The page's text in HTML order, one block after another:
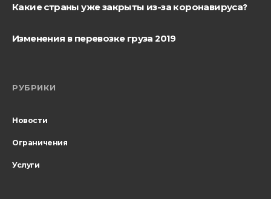
Какие страны уже закрыты из-за коронавируса?
Изменения в перевозке груза 2019
РУБРИКИ
Новости
Ограничения
Услуги